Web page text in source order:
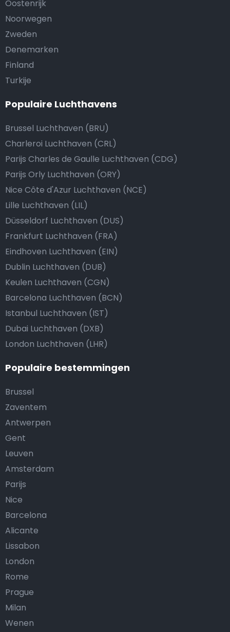
Oostenrijk
Noorwegen
Zweden
Denemarken
Finland
Turkije
Populaire Luchthavens
Brussel Luchthaven (BRU)
Charleroi Luchthaven (CRL)
Parijs Charles de Gaulle Luchthaven (CDG)
Parijs Orly Luchthaven (ORY)
Nice Côte d'Azur Luchthaven (NCE)
Lille Luchthaven (LIL)
Düsseldorf Luchthaven (DUS)
Frankfurt Luchthaven (FRA)
Eindhoven Luchthaven (EIN)
Dublin Luchthaven (DUB)
Keulen Luchthaven (CGN)
Barcelona Luchthaven (BCN)
Istanbul Luchthaven (IST)
Dubai Luchthaven (DXB)
London Luchthaven (LHR)
Populaire bestemmingen
Brussel
Zaventem
Antwerpen
Gent
Leuven
Amsterdam
Parijs
Nice
Barcelona
Alicante
Lissabon
London
Rome
Prague
Milan
Wenen